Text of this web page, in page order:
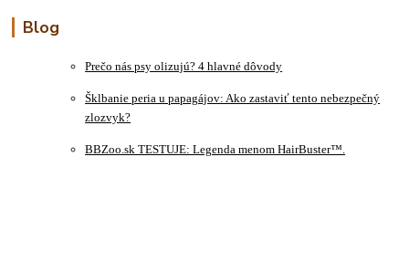
Blog
Prečo nás psy olizujú? 4 hlavné dôvody
Šklbanie peria u papagájov: Ako zastaviť tento nebezpečný
zlozvyk?
BBZoo.sk TESTUJE: Legenda menom HairBuster™.